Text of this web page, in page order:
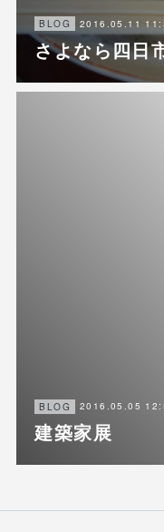
BLOG 2016.05.11
さよなら四日
BLOG 2016.05.05
建築家展